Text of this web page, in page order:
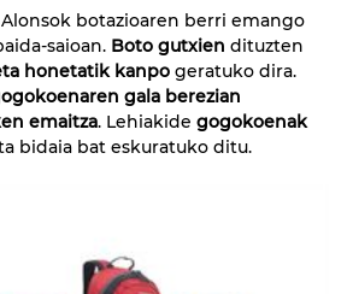
botazioaren berri emango
saioan. Boto gutxien dituzten
honetatik kanpo geratuko dira.
gala berezian
emaitza. Lehiakide gogokoenak
bidaia bat eskuratuko ditu.